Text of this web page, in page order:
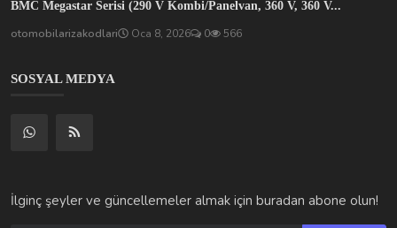
© 2025 Otomobilariza.tr – Tüm hakları saklıdır. Altyapı desteği